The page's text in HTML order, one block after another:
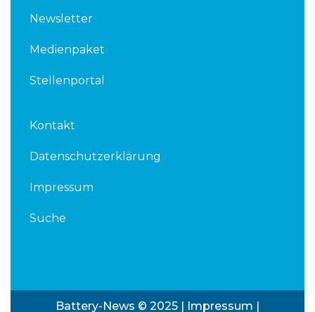
Newsletter
Medienpaket
Stellenportal
Kontakt
Datenschutzerklärung
Impressum
Suche
Battery-News © 2025 | Impressum |